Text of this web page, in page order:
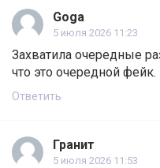
Goga
5 июля 2026 11:23
Захватила очередные
что это очередной фейк.
Ответить
Гранит
5 июля 2026 11:53